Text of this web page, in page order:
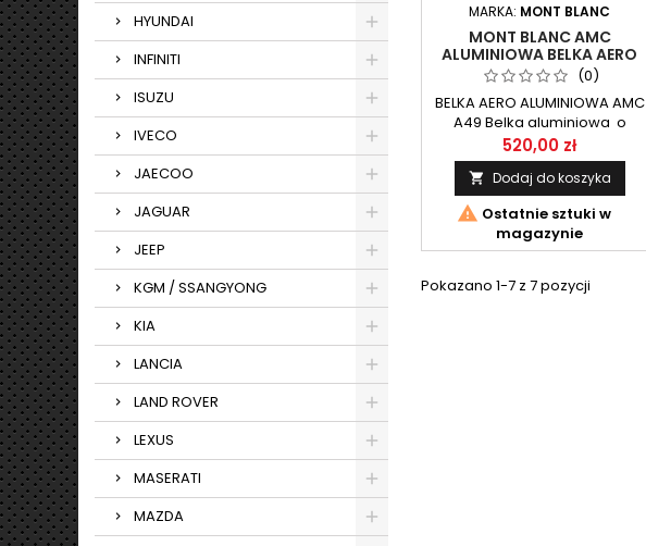
HYUNDAI
INFINITI
ISUZU
IVECO
JAECOO
JAGUAR
JEEP
KGM / SSANGYONG
KIA
LANCIA
LAND ROVER
LEXUS
MASERATI
MAZDA
MARKA: MONT BLANC
MONT BLANC AMC
ALUMINIOWA BELKA AERO
A49
(0)
BELKA AERO ALUMINIOWA AMC
A49 Belka aluminiowa o
aerodynamicznym przekroju
w wymiarze 73X28mm o
długości 125cm. Zestaw belek
przeznaczony do systemu
AMC firmy Mont Blanc.
520,00 zł
 Dodaj do koszyka
 Ostatnie sztuki w
magazynie
Pokazano 1-7 z 7 pozycji